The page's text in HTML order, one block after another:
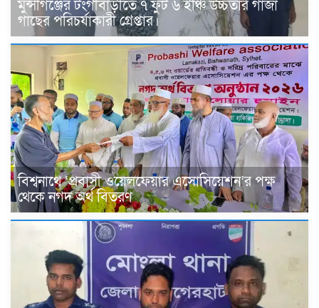
মুন্সীগঞ্জের টংগীবাড়ীতে ৭ ফুট ৬ ইঞ্চি উচ্চতার গাঁজা
গাছের পরিচর্যাকারী গ্রেপ্তার।
বিশ্বনাথে ‘প্রবাসী ওয়েলফেয়ার এসোসিয়েশন’র পক্ষ
থেকে নগদ অর্থ বিতরণ